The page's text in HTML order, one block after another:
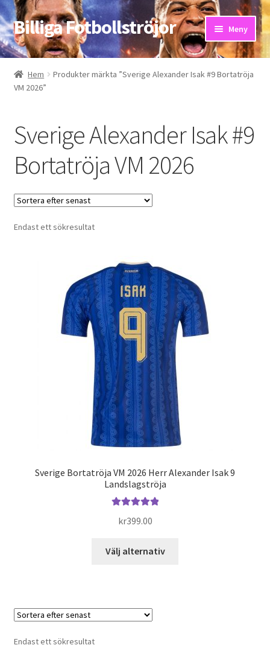
Hoppa
till
navigering
Hoppa
till
innehåll
Billiga Fotbollströjor Meny
Hem
Bloggar
Hem
Produkter märkta ”Sverige Alexander Isak #9 Bortatröja
VM 2026”
Sverige Alexander Isak #9
Bortatröja VM 2026
Endast ett sökresultat
Sverige Bortatröja VM 2026 Herr Alexander Isak 9
Landslagströja
kr399.00
Välj alternativ
Endast ett sökresultat